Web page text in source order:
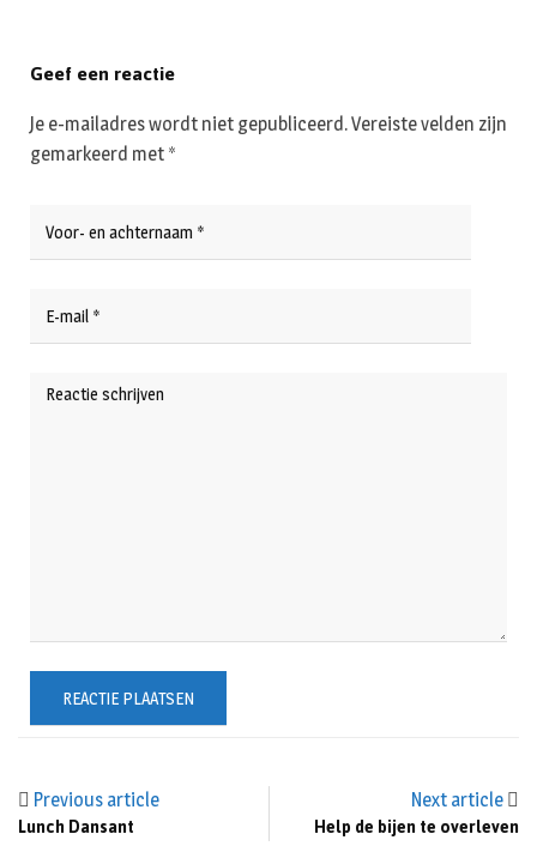
Previous article
Lunch Dansant
Next article
Help de bijen te overleven
Geef een reactie
Je e-mailadres wordt niet gepubliceerd.Vereiste velden zijn
gemarkeerd met *